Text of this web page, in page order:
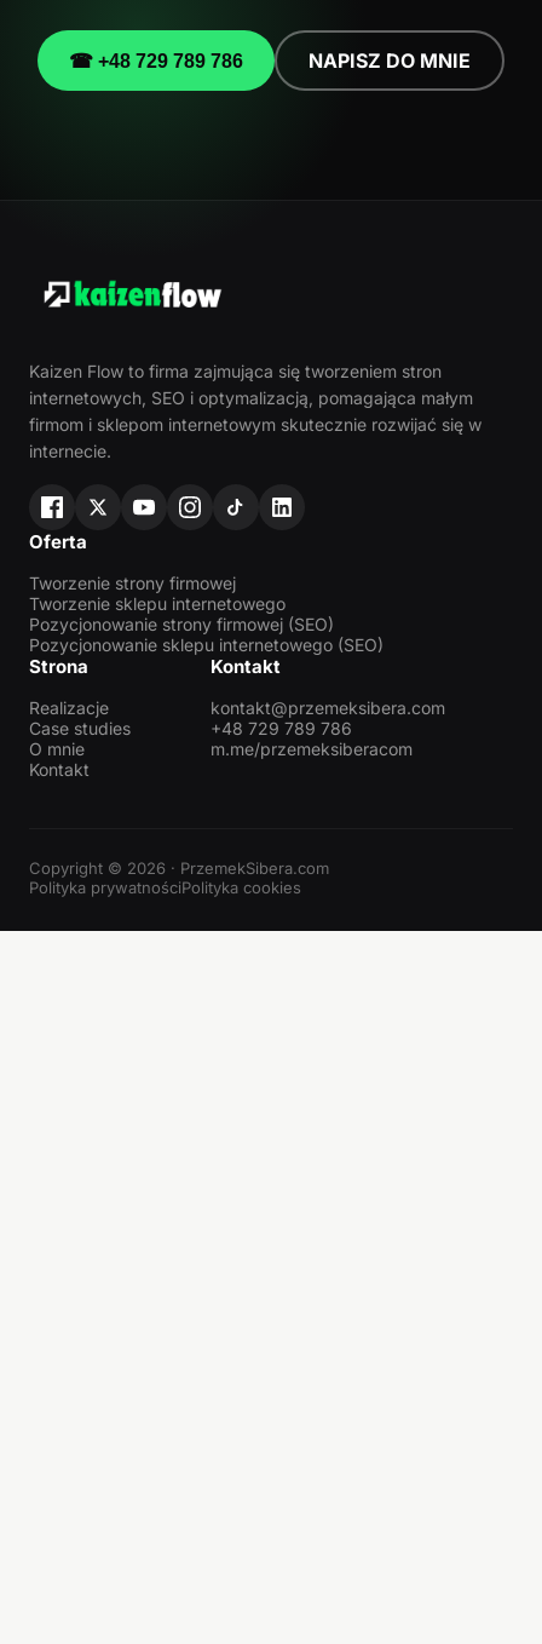
☎ +48 729 789 786 NAPISZ DO MNIE
Kaizen Flow to firma zajmująca się tworzeniem stron
internetowych, SEO i optymalizacją, pomagająca małym
firmom i sklepom internetowym skutecznie rozwijać się w
internecie.
Oferta
Tworzenie strony firmowej
Tworzenie sklepu internetowego
Pozycjonowanie strony firmowej (SEO)
Pozycjonowanie sklepu internetowego (SEO)
Strona
Realizacje
Case studies
O mnie
Kontakt
Kontakt
kontakt@przemeksibera.com
+48 729 789 786
m.me/przemeksiberacom
Copyright © 2026 · PrzemekSibera.com
Polityka prywatnościPolityka cookies